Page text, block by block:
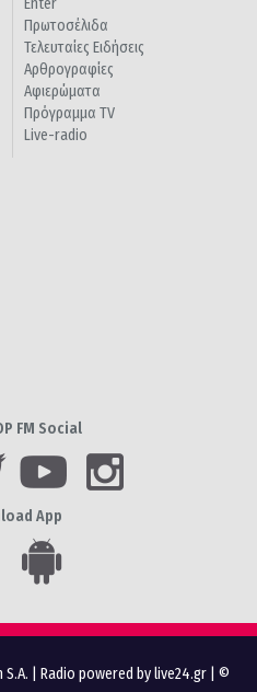
Enter
Πρωτοσέλιδα
Τελευταίες Ειδήσεις
Αρθρογραφίες
Αφιερώματα
Πρόγραμμα TV
Live-radio
FM Social
App
Radio powered by live24.gr | ©